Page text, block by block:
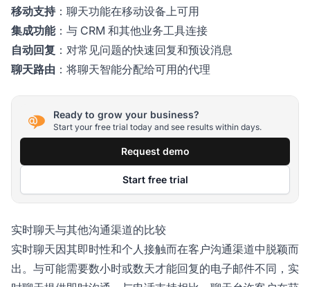
移动支持：聊天功能在移动设备上可用
集成功能：与 CRM 和其他业务工具连接
自动回复 ：对常见问题的快速回复和预设消息
聊天路由 ：将聊天智能分配给可用的代理
Ready to grow your business?
Start your free trial today and see results within days.
Request demo
Start free trial
实时聊天与其他沟通渠道的比较
实时聊天因其即时性和个人接触而在客户沟通渠道中脱颖而
出。与可能需要数小时或数天才能回复的电子邮件不同，实